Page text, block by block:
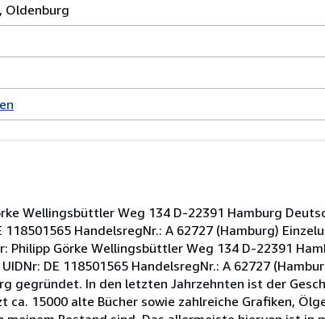
Oldenburg
Wellingsbüttler Weg 134 D-22391 Hamburg
HandelsregNr.: A 62727 (Hamburg)
Philipp Görke Wellingsbüttler Weg 134 D-22391
DE 118501565 HandelsregNr.: A 62727
gegründet. In den letzten Jahrzehnten ist der
15000 alte Bücher sowie zahlreiche Grafiken,